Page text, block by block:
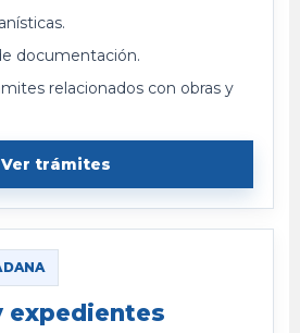
documentación.
relacionados con obras y
Ver trámites
expedientes